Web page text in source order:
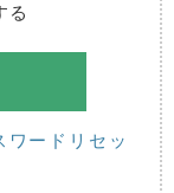
る
ワードリセッ